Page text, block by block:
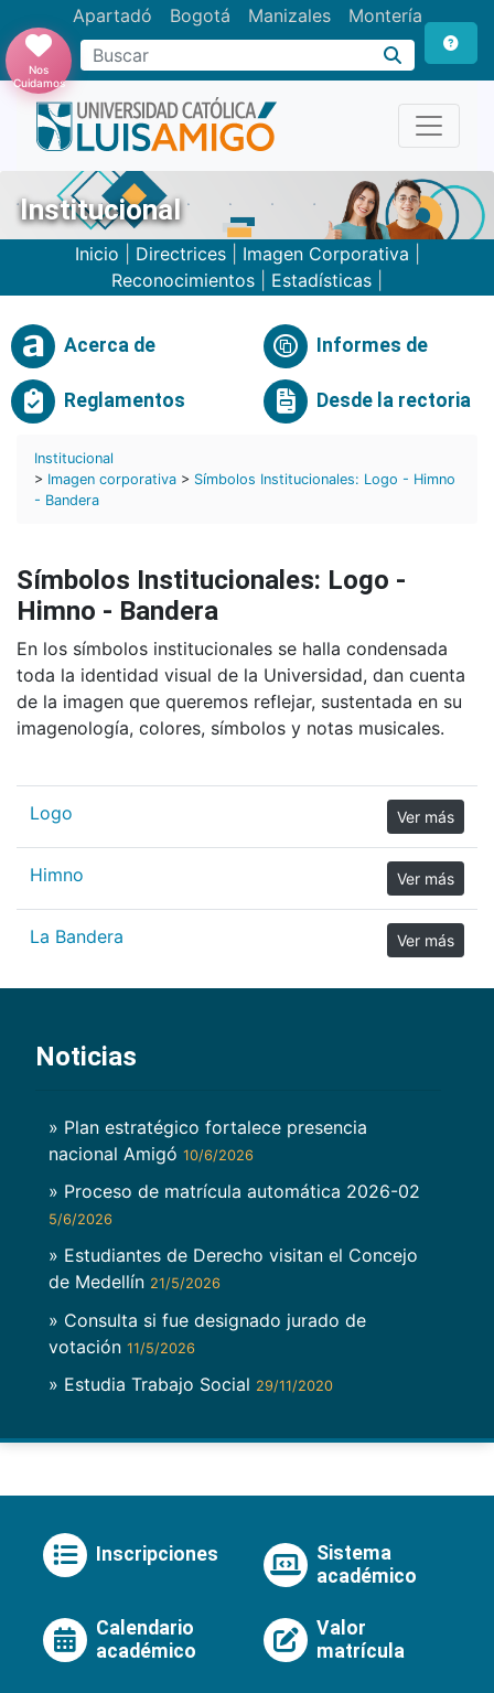
Apartadó Bogotá Manizales Montería
Buscar
Nos
Cuidamos
Institucional
Inicio Directrices| Imagen Corporativa
Reconocimientos
Estadísticas
Acerca de Informes de
Reglamentos Desde la rectoria
Institucional
> Imagen corporativa > Símbolos Institucionales: Logo - Himno
- Bandera
Símbolos Institucionales: Logo -
Himno - Bandera
En los símbolos institucionales se halla condensada
toda la identidad visual de la Universidad, dan cuenta
de la imagen que queremos reflejar, sustentada en su
imagenología, colores, símbolos y notas musicales.
Logo Ver más
Himno Ver más
La Bandera Ver más
Noticias
» Plan estratégico fortalece presencia
nacional Amigó 10/6/2026
» Proceso de matrícula automática 2026-02
5/6/2026
» Estudiantes de Derecho visitan el Concejo
de Medellín 21/5/2026
» Consulta si fue designado jurado de
votación 11/5/2026
» Estudia Trabajo Social 29/11/2020
Inscripciones
Sistema
académico
Calendario
académico
Valor
matrícula